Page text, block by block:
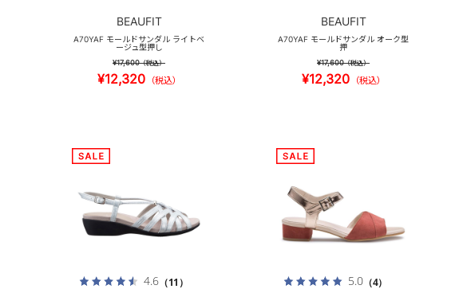
BEAUFIT
A70YAF モールドサンダル ライトベ
ージュ型押し
¥17,600（税込）
¥12,320 （税込）
BEAUFIT
A70YAF モールドサンダル オーク型
押
¥17,600（税込）
¥12,320 （税込）
4.6（11） 5.0（4）